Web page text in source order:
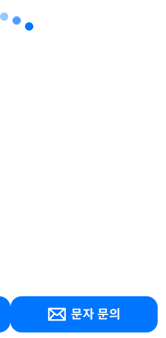
문자 문의